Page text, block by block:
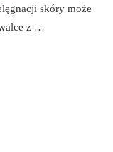
skóry może
z …